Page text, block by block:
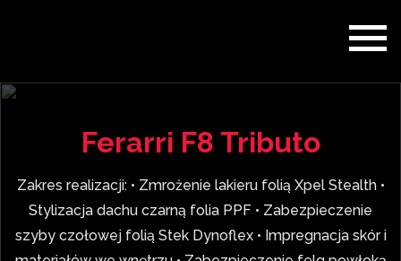
Ferarri F8 Tributo
Zakres realizacji: • Zmrożenie lakieru folią Xpel Stealth •
Stylizacja dachu czarną folia PPF • Zabezpieczenie
szyby czołowej folią Stek Dynoflex • Impregnacja skór i